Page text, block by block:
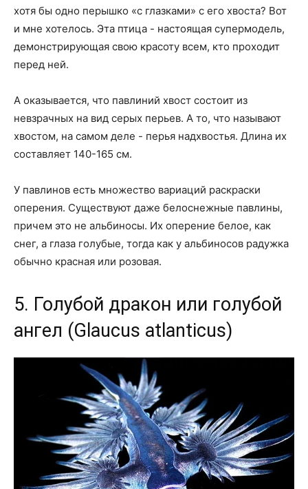
хотя бы одно перышко «с глазками» с его хвоста? Вот
и мне хотелось. Эта птица - настоящая супермодель,
демонстрирующая свою красоту всем, кто проходит
перед ней.
А оказывается, что павлиний хвост состоит из
невзрачных на вид серых перьев. А то, что называют
хвостом, на самом деле - перья надхвостья. Длина их
составляет 140-165 см.
У павлинов есть множество вариаций раскраски
оперения. Существуют даже белоснежные павлины,
причем это не альбиносы. Их оперение белое, как
снег, а глаза голубые, тогда как у альбиносов радужка
обычно красная или розовая.
5. Голубой дракон или голубой
ангел (Glaucus atlanticus)